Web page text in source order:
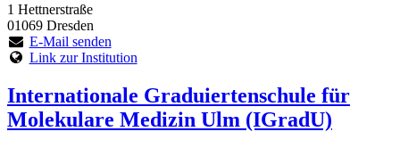
1 Hettnerstraße
01069 Dresden
E-Mail senden
Link zur Institution
Internationale Graduiertenschule für
Molekulare Medizin Ulm (IGradU)